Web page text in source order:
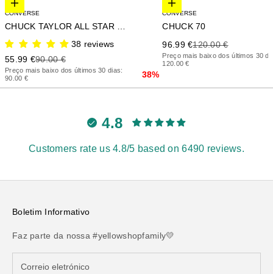
Elige opciones
CONVERSE
38 reviews
Precio de oferta
55.99 €Precio anterior
90.00 €
Preço mais baixo dos últimos 30 dias:
90.00 €
38%
Elige opciones
CONVERSE
CHUCK 70
Precio de oferta
96.99 €Precio anterior
120.00 €
Preço mais baixo dos últimos 30
120.00 €
4.8
Customers rate us 4.8/5 based on 6490 reviews.
Boletim Informativo
Faz parte da nossa #yellowshopfamily💛